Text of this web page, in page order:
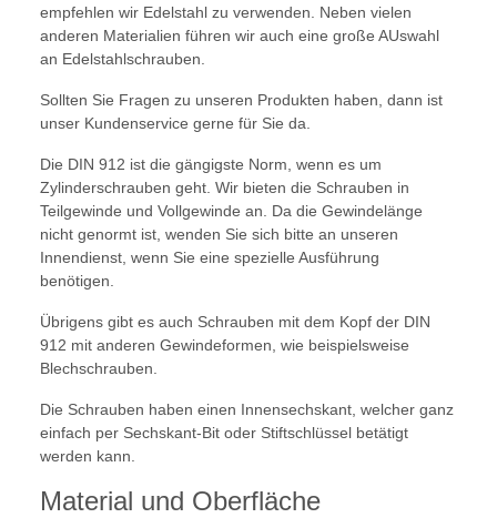
empfehlen wir Edelstahl zu verwenden. Neben vielen
anderen Materialien führen wir auch eine große AUswahl
an Edelstahlschrauben.
Sollten Sie Fragen zu unseren Produkten haben, dann ist
unser Kundenservice gerne für Sie da.
Die DIN 912 ist die gängigste Norm, wenn es um
Zylinderschrauben geht. Wir bieten die Schrauben in
Teilgewinde und Vollgewinde an. Da die Gewindelänge
nicht genormt ist, wenden Sie sich bitte an unseren
Innendienst, wenn Sie eine spezielle Ausführung
benötigen.
Übrigens gibt es auch Schrauben mit dem Kopf der DIN
912 mit anderen Gewindeformen, wie beispielsweise
Blechschrauben.
Die Schrauben haben einen Innensechskant, welcher ganz
einfach per Sechskant-Bit oder Stiftschlüssel betätigt
werden kann.
Material und Oberfläche